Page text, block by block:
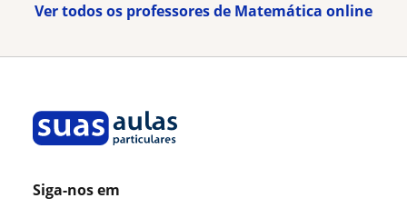
Ver todos os professores de Matemática online
Siga-nos em